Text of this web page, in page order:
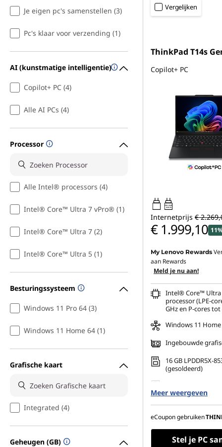
Je eigen pc's samenstellen (3)
Pc's klaar voor verzending (1)
AI (kunstmatige intelligentie)
Copilot+ PC (4)
Alle AI PCs (4)
Processor
Alle Intel® processors (4)
Intel® Core™ Ultra 7 vPro® (1)
Intel® Core™ Ultra 7 (2)
Intel® Core™ Ultra 5 (1)
Besturingssysteem
Windows 11 Pro 64 (3)
Windows 11 Home 64 (1)
Grafische kaart
Integrated (4)
Geheugen (GB)
Vergelijken
ThinkPad T14s
Copilot+ PC
65W-100W
USB PD
Internetprijs €
€ 1.999,10
My Lenovo Rewards
aan Rewards
Meld je nu aan!
Intel® Core™ Ultra
processor (LPE-
GHz en P-cores tot
Windows 11 Home
Ingebouwde
16 GB LPDDR5X-
(gesoldeerd)
Gen4 TLC Opal
14" WUXGA (1920
ontspiegeld, geen
nits, 60 Hz
Meer weergeven
eCoupon gebruiken
Stel je PC